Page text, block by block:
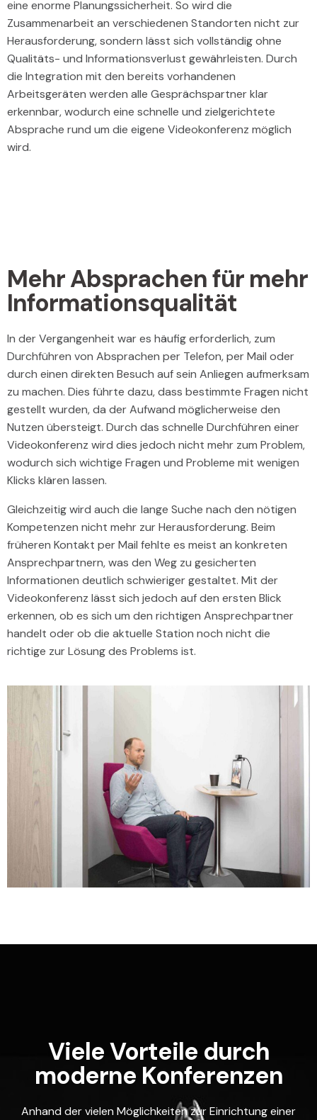
eine enorme Planungssicherheit. So wird die
Zusammenarbeit an verschiedenen Standorten nicht zur
Herausforderung, sondern lässt sich vollständig ohne
Qualitäts- und Informationsverlust gewährleisten. Durch
die Integration mit den bereits vorhandenen
Arbeitsgeräten werden alle Gesprächspartner klar
erkennbar, wodurch eine schnelle und zielgerichtete
Absprache rund um die eigene Videokonferenz möglich
wird.
Mehr Absprachen für mehr
Informationsqualität
In der Vergangenheit war es häufig erforderlich, zum
Durchführen von Absprachen per Telefon, per Mail oder
durch einen direkten Besuch auf sein Anliegen aufmerksam
zu machen. Dies führte dazu, dass bestimmte Fragen nicht
gestellt wurden, da der Aufwand möglicherweise den
Nutzen übersteigt. Durch das schnelle Durchführen einer
Videokonferenz wird dies jedoch nicht mehr zum Problem,
wodurch sich wichtige Fragen und Probleme mit wenigen
Klicks klären lassen.
Gleichzeitig wird auch die lange Suche nach den nötigen
Kompetenzen nicht mehr zur Herausforderung. Beim
früheren Kontakt per Mail fehlte es meist an konkreten
Ansprechpartnern, was den Weg zu gesicherten
Informationen deutlich schwieriger gestaltet. Mit der
Videokonferenz lässt sich jedoch auf den ersten Blick
erkennen, ob es sich um den richtigen Ansprechpartner
handelt oder ob die aktuelle Station noch nicht die
richtige zur Lösung des Problems ist.
Viele Vorteile durch
moderne Konferenzen
Anhand der vielen Möglichkeiten zur Einrichtung einer